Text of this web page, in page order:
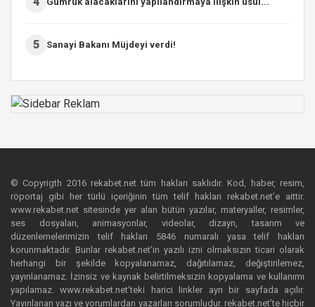
5 Sanayi Bakanı Müjdeyi verdi!
© Copyrigth 2016 rekabet.net tüm hakları saklıdır. Kod, haber, resim,
röportaj gibi her türlü içeriğinin tüm telif hakları rekabet.net’e aittir.
www.rekabet.net sitesinde yer alan bütün yazılar, materyaller, resimler,
ses dosyaları, animasyonlar, videolar, dizayn, tasarım ve
düzenlemelerimizin telif hakları 5846 numaralı yasa telif hakları
korunmaktadır. Bunlar rekabet.net’in yazılı izni olmaksızın ticari olarak
herhangi bir şekilde kopyalanamaz, dağıtılamaz, değiştirilemez,
yayınlanamaz. İzinsiz ve kaynak belirtilmeksizin kopyalama ve kullanımı
yapılamaz. www.rekabet.net’teki harici linkler ayrı bir sayfada açılır.
Yayınlanan yazı ve yorumlardan yazarları sorumludur. rekabet.net’te hiçbir